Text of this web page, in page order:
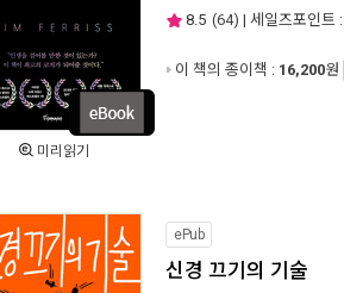
미리읽기
8.5 (64) | 세일즈포인트 :
이 책의 종이책 : 16,200원
ePub
신경 끄기의 기술